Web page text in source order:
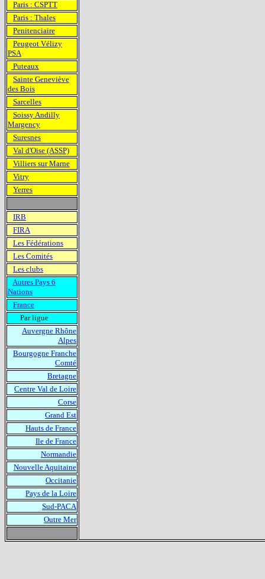
Paris : CSPTT
Paris : Thales
Penitenciaire
Peugeot Vélizy
PSA
Puteaux
Sainte Geneviève
des Bois
Sarcelles
Soissy Andilly
Margency
Suresnes
Val d'Oise (ASSP)
Villiers sur Marne
Vitry
Yerres
IRB
FIRA
Les Fédérations
Les Comités
Les clubs
Autres Pays 6
Nations
France
Par ligue
Auvergne Rhône
Alpes
Bourgogne Franche
Comté
Bretagne
Centre Val de Loire
Corse
Grand Est
Hauts de France
Ile de France
Normandie
Nouvelle Aquitaine
Occitanie
Pays de la Loire
Sud-PACA
Outre Mer